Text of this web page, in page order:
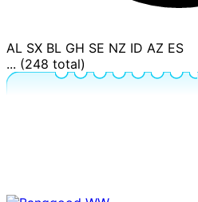
AL SX BL GH SE NZ ID AZ ES
... (248 total)